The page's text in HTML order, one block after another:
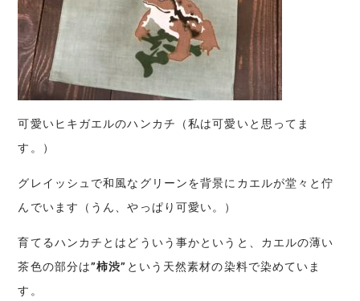
可愛いヒキガエルのハンカチ（私は可愛いと思ってま
す。）
グレイッシュで和風なグリーンを背景にカエルが堂々と佇
んでいます（うん、やっぱり可愛い。）
育てるハンカチとはどういう事かというと、カエルの薄い
茶色の部分は”柿渋” という天然素材の染料で染めていま
す。